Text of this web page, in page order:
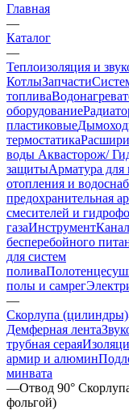
Главная
—
Каталог
—
Теплоизоляция и
КотлыЗапчасти
топлива
оборудование
пластиковые
термостатика
воды Аквасторож/
защитыАрматура для
отопления и
предохранительная
смесителей и
газаИнструмент
бесперебойного
для систем
полива
полы и самрег
—
Скорлупа (цилиндры)
Демферная лента
трубная серая
армир и алюмин
минвата
—Отвод 90°
фольгой)